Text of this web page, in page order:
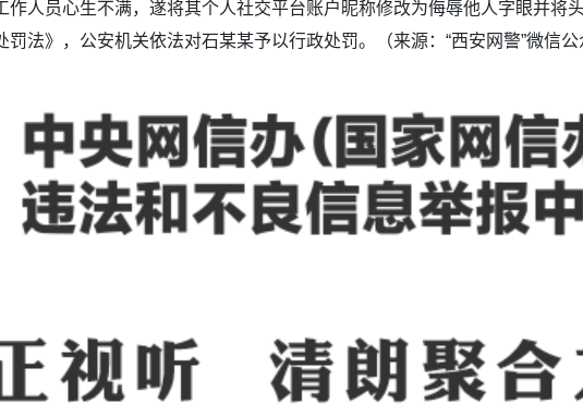
员心生不满，遂将其个人社交平台账户昵称修改为侮辱他人字眼并将
法》，公安机关依法对石某某予以行政处罚。（来源：“西安网警”微信公